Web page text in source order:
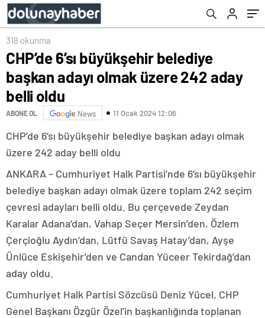
318 okunma
CHP’de 6’sı büyükşehir belediye
başkan adayı olmak üzere 242 aday
belli oldu
ABONE OL News 11 Ocak 2024 12:06
CHP’de 6’sı büyükşehir belediye başkan adayı olmak
üzere 242 aday belli oldu
ANKARA – Cumhuriyet Halk Partisi’nde 6’sı büyükşehir
belediye başkan adayı olmak üzere toplam 242 seçim
çevresi adayları belli oldu. Bu çerçevede Zeydan
Karalar Adana’dan, Vahap Seçer Mersin’den, Özlem
Çerçioğlu Aydın’dan, Lütfü Savaş Hatay’dan, Ayşe
Ünlüce Eskişehir’den ve Candan Yüceer Tekirdağ’dan
aday oldu.
Cumhuriyet Halk Partisi Sözcüsü Deniz Yücel, CHP
Genel Başkanı Özgür Özel’in başkanlığında toplanan